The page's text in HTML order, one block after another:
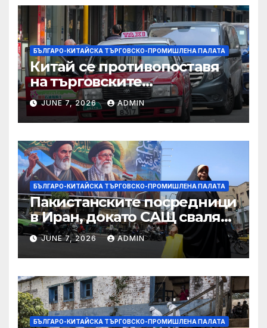
БЪЛГАРО-КИТАЙСКА ТЪРГОВСКО-ПРОМИШЛЕНА ПАЛАТА
Китай се противопоставя
на търговските
ограничителни мерки на
САЩ във връзка с искове за
принудителен труд:
Министерство на
търговията
JUNE 7, 2026 ADMIN
БЪЛГАРО-КИТАЙСКА ТЪРГОВСКО-ПРОМИШЛЕНА ПАЛАТА
Пакистанските посредници
в Иран, докато САЩ свалят
дронове, Ливан търси мир
JUNE 7, 2026 ADMIN
БЪЛГАРО-КИТАЙСКА ТЪРГОВСКО-ПРОМИШЛЕНА ПАЛАТА